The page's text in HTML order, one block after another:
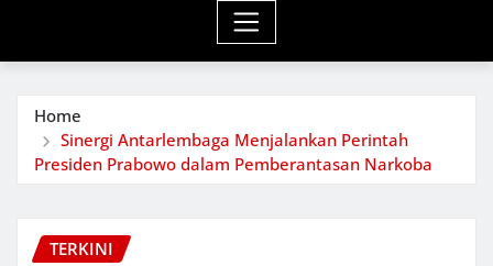
Home
Sinergi Antarlembaga Menjalankan Perintah
Presiden Prabowo dalam Pemberantasan Narkoba
TERKINI